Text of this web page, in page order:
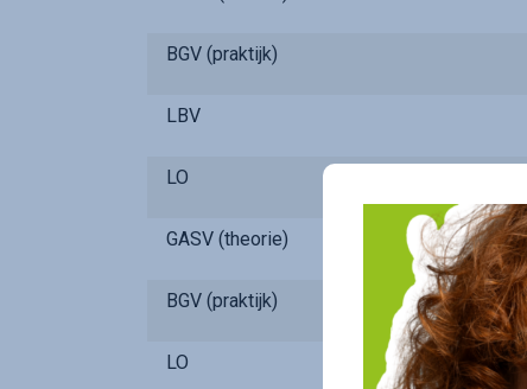
BGV (praktijk)
LBV
LO
GASV (theorie)
BGV (praktijk)
LO